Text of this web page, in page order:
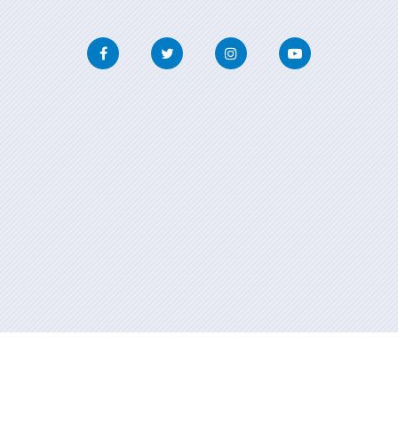
FacebookTwitter InstagramYoutube